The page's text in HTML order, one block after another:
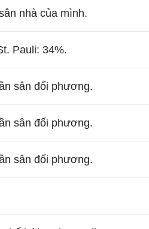
nhà của mình.
Pauli: 34%.
sân đối phương.
sân đối phương.
sân đối phương.